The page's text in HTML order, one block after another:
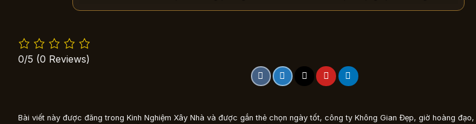
0/5 (0 Reviews)
Bài viết này được đăng trong Kinh Nghiệm Xây Nhà và được gắn thẻ chọn ngày tốt, công ty Không Gian Đẹp, giờ hoàng đạo,